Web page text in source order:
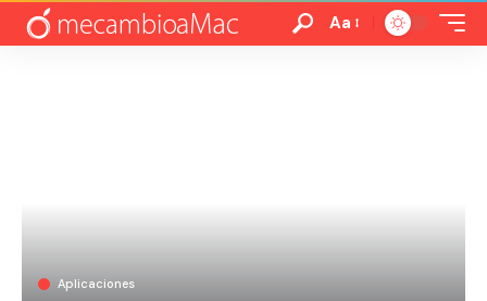
Aa
Aplicaciones